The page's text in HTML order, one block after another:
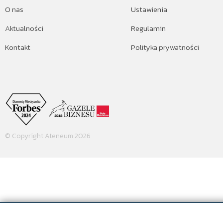
O nas
Aktualności
Kontakt
Ustawienia
Regulamin
Polityka prywatności
© Copyright Ateneum 2026